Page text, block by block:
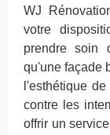
WJ
votre
prendre soin
qu'une façade
l'esthétique
contre les
offrir un